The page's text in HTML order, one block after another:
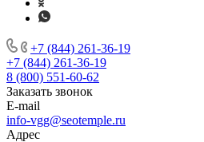
+7 (844) 261-36-19
+7 (844) 261-36-19
8 (800) 551-60-62
Заказать звонок
E-mail
info-vgg@seotemple.ru
Адрес